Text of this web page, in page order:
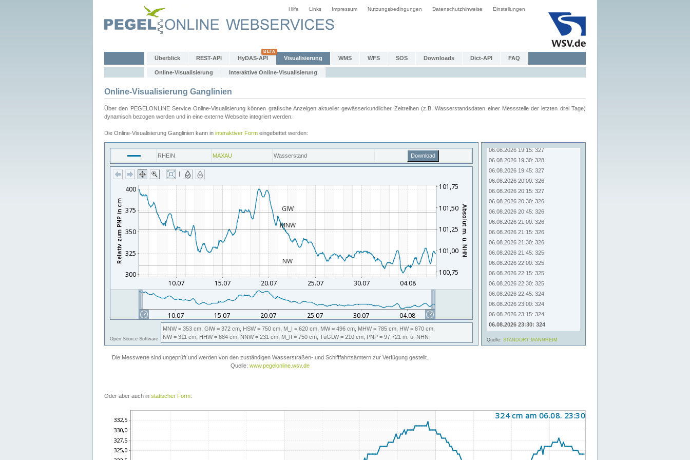
Hilfe Links Impressum Nutzungsbedingungen Datenschutzhinweise Einstellungen
Überblick REST-API HyDAS-API Visualisierung WMS WFS SOS Downloads Dict-API FAQ
Online-Visualisierung Interaktive Online-Visualisierung
Online-Visualisierung Ganglinien
Über den PEGELONLINE Service Online-Visualisierung können grafische Anzeigen aktueller gewässerkundlicher Zeitreihen (z.B. Wasserstandsdaten einer Messstelle der letzten drei Tage)
dynamisch bezogen werden und in eine externe Webseite integriert werden.
Die Online-Visualisierung Ganglinien kann in interaktiver Form eingebettet werden:
Oder aber auch in statischer Form: